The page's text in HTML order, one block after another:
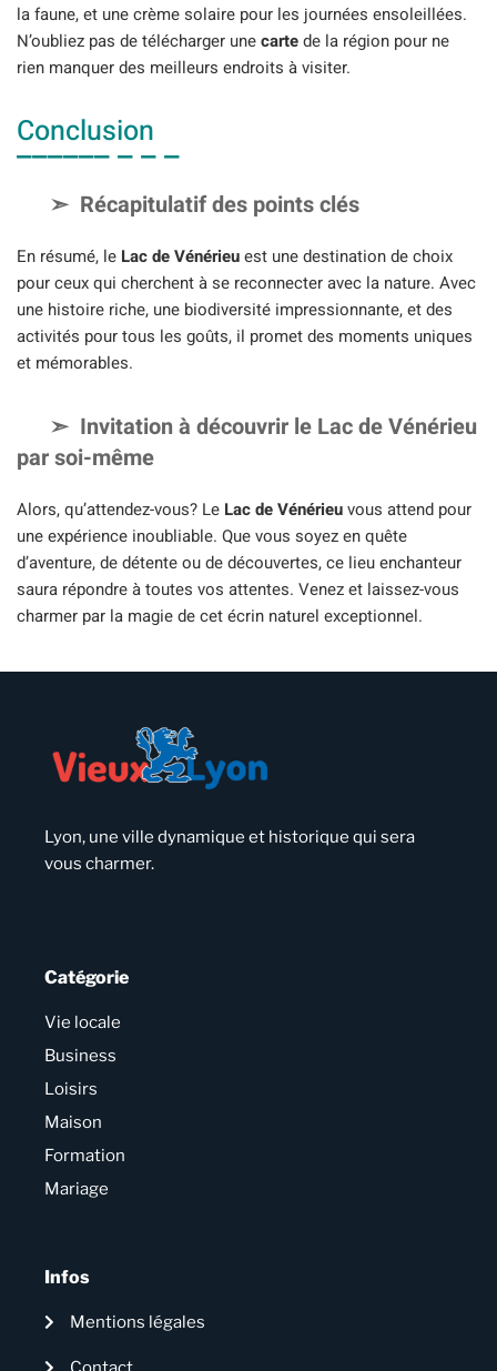
la faune, et une crème solaire pour les journées ensoleillées.
N’oubliez pas de télécharger unecartede la région pour ne
rien manquer des meilleurs endroits à visiter.
Conclusion
Récapitulatif des points clés
En résumé, le Lac de Vénérieuest une destination de choix
pour ceux qui cherchent à se reconnecter avec la nature. Avec
une histoire riche, une biodiversité impressionnante, et des
activités pour tous les goûts, il promet des moments uniques
et mémorables.
Invitation à découvrir le Lac de Vénérieu
par soi-même
Alors, qu’attendez-vous? Le Lac de Vénérieuvous attend pour
une expérience inoubliable. Que vous soyez en quête
d’aventure, de détente ou de découvertes, ce lieu enchanteur
saura répondre à toutes vos attentes. Venez et laissez-vous
charmer par la magie de cet écrin naturel exceptionnel.
Lyon, une ville dynamique et historique qui sera
vous charmer.
Catégorie
Vie locale
Business
Loisirs
Maison
Formation
Mariage
Infos
Mentions légales